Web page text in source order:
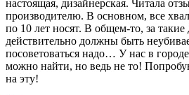
настоящая, дизайнерская. Читала
производителю. В основном, все
по 10 лет носят. В общем-то, за такие
действительно должны быть
посоветоваться надо… У нас в
можно найти, но ведь не то!
на эту!